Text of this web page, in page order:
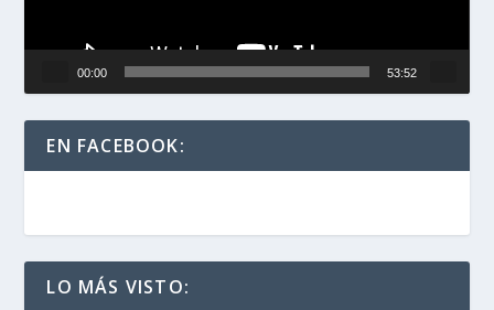
00:00 53:52
EN FACEBOOK:
LO MÁS VISTO: